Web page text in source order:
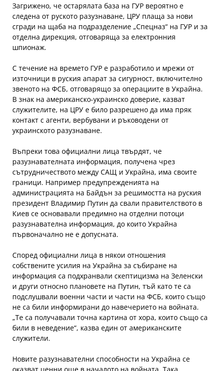
Загрижено, че остарялата база на ГУР вероятно е
следена от руското разузнаване, ЦРУ плаща за нови
сгради на щаба на подразделение „Спецназ“ на ГУР и за
отделна дирекция, отговаряща за електронния
шпионаж.
С течение на времето ГУР е разработило и мрежи от
източници в руския апарат за сигурност, включително
звеното на ФСБ, отговарящо за операциите в Украйна.
В знак на американско-украинско доверие, казват
служителите, на ЦРУ е било разрешено да има пряк
контакт с агенти, вербувани и ръководени от
украинското разузнаване.
Въпреки това официални лица твърдят, че
разузнавателната информация, получена чрез
сътрудничеството между САЩ и Украйна, има своите
граници. Например предупрежденията на
администрацията на Байдън за решимостта на руския
президент Владимир Путин да свали правителството в
Киев се основавали предимно на отделни потоци
разузнавателна информация, до които Украйна
първоначално не е допусната.
Според официални лица в някои отношения
собствените усилия на Украйна за събиране на
информация са подхранвали скептицизма на Зеленски
и други относно плановете на Путин, тъй като те са
подслушвали военни части и части на ФСБ, които също
не са били информирани до навечерието на войната.
„Те са получавали точна картина от хора, които също са
били в неведение“, казва един от американските
служители.
Новите разузнавателни способности на Украйна се
оказват ценни още в началото на войната. Така